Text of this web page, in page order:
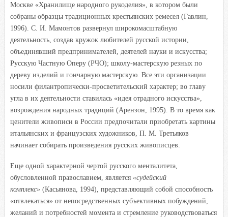
Москве «Хранилище народного рукоделия», в котором были
собраны образцы традиционных крестьянских ремесел (Гавлин,
1996). С. И. Мамонтов развернул широкомасштабную
деятельность, создав кружок любителей русской истории,
объединявший предпринимателей, деятелей науки и искусства;
Русскую Частную Оперу (РЧО); школу-мастерскую резных по
дереву изделий и гончарную мастерскую. Все эти организации
носили филантропически-просветительский характер; во главу
угла в их деятельности ставилась «идея отрадного искусства»,
возрождения народных традиций (Арензон, 1995). В то время как
ценители живописи в России предпочитали приобретать картины
итальянских и французских художников, П. М. Третьяков
начинает собирать произведения русских живописцев.
Еще одной характерной чертой русского менталитета,
обусловленной православием, является «судейский
комплекс» (Касьянова, 1994), представляющий собой способность
«отвлекаться» от непосредственных субъективных побуждений,
желаний и потребностей момента и стремление руководствоваться